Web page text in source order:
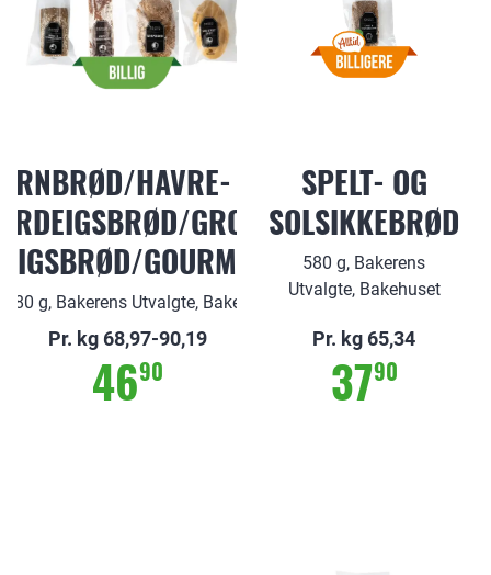
HAVRE- OG
GROVT
GOURMETLOFF
g, Bakerens Utvalgte, Bakehuset
Pr. kg 68,97-90,19
4690
SPELT- OG
SOLSIKKEBRØD
580 g, Bakerens
Utvalgte, Bakehuset
Pr. kg 65,34
3790